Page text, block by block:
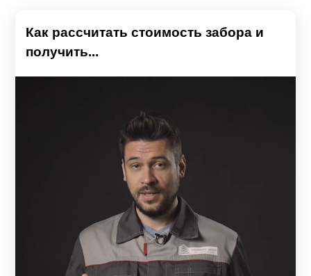
Как рассчитать стоимость забора и
получить...